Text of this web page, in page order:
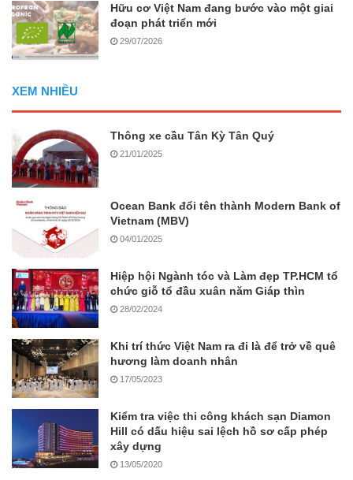
Hữu cơ Việt Nam đang bước vào một giai
đoạn phát triển mới
29/07/2026
XEM NHIỀU
Thông xe cầu Tân Kỳ Tân Quý
21/01/2025
Ocean Bank đổi tên thành Modern Bank of
Vietnam (MBV)
04/01/2025
Hiệp hội Ngành tóc và Làm đẹp TP.HCM tổ
chức giỗ tổ đầu xuân năm Giáp thìn
28/02/2024
Khi trí thức Việt Nam ra đi là để trở về quê
hương làm doanh nhân
17/05/2023
Kiểm tra việc thi công khách sạn Diamon
Hill có dấu hiệu sai lệch hồ sơ cấp phép
xây dựng
13/05/2020